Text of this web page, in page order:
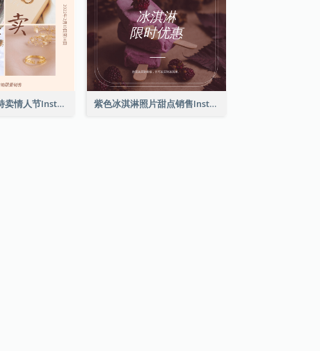
粉红典雅珠宝特卖情人节Instagram帖子 紫色冰淇淋照片甜点销售Instagram帖子